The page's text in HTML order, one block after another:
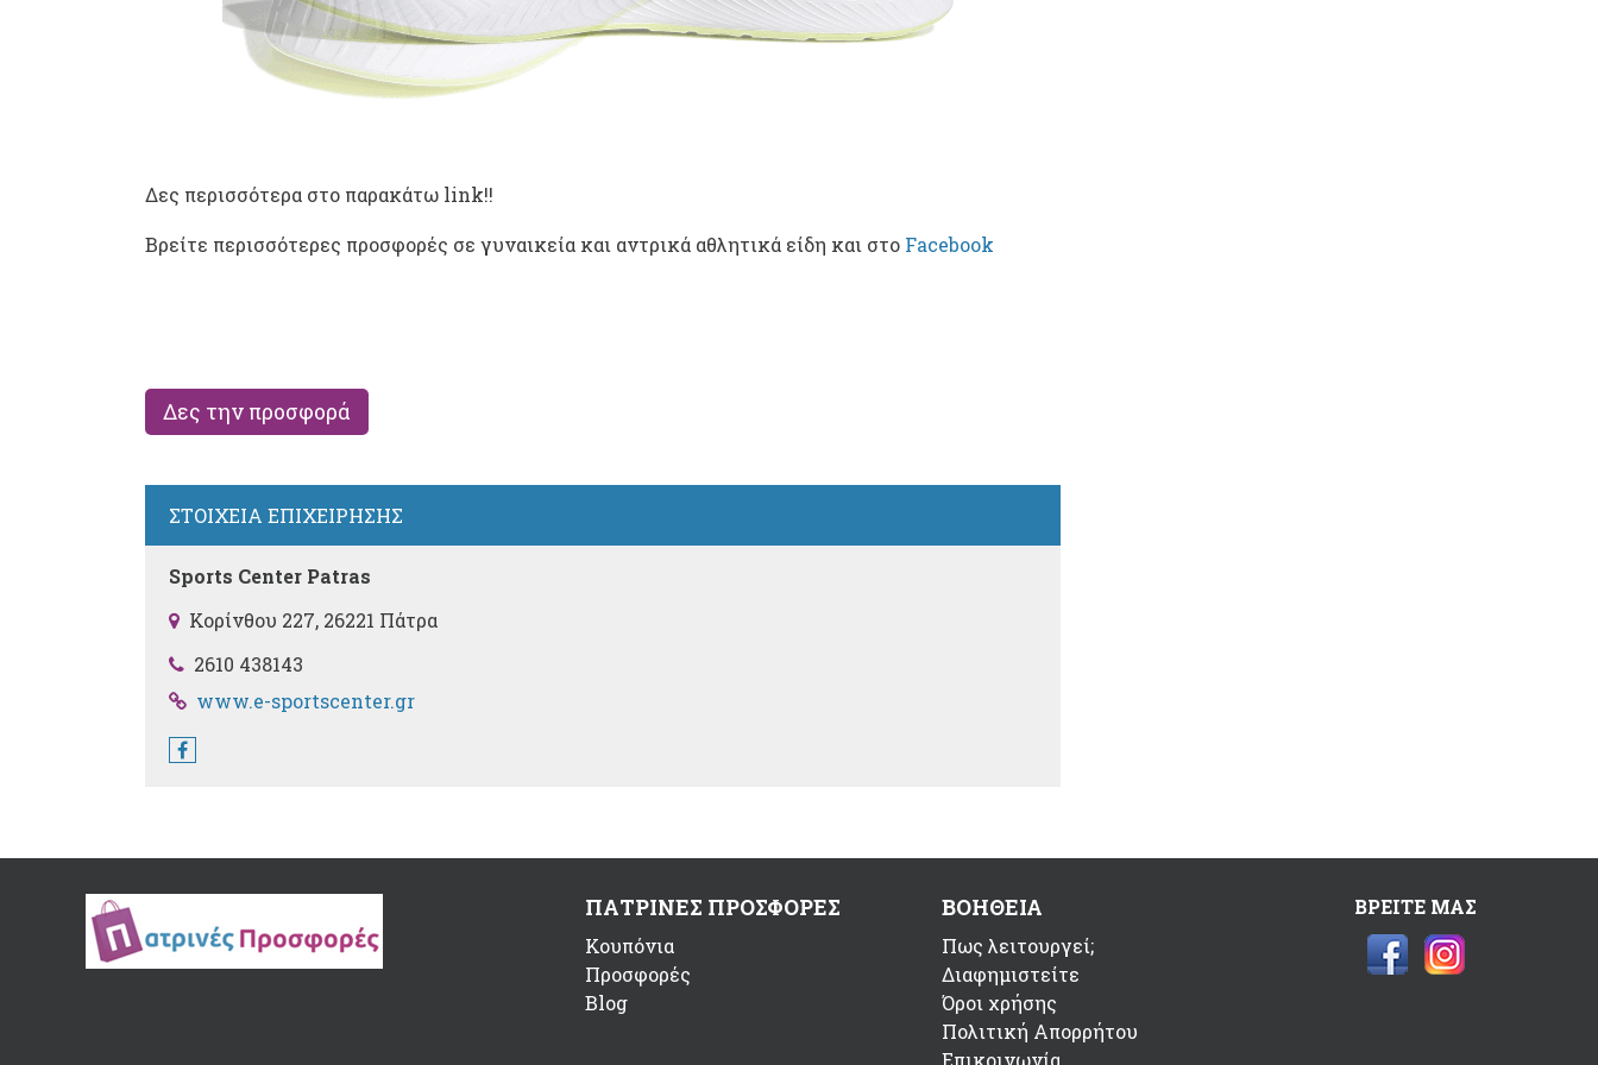
Δες περισσότερα στο παρακάτω link!!
Βρείτε περισσότερες προσφορές σε γυναικεία και αντρικά αθλητικά είδη και στο Facebook
Δες την προσφορά
ΣΤΟΙΧΕΙΑ ΕΠΙΧΕΙΡΗΣΗΣ
Sports Center Patras
Κορίνθου 227, 26221 Πάτρα
2610 438143
www.e-sportscenter.gr
ΠΑΤΡΙΝΕΣ ΠΡΟΣΦΟΡΕΣ
Κουπόνια
Προσφορές
Blog
ΒΟΗΘΕΙΑ
Πως λειτουργεί;
Διαφημιστείτε
Όροι χρήσης
Πολιτική Απορρήτου
Επικοινωνία
ΒΡΕΙΤΕ ΜΑΣ